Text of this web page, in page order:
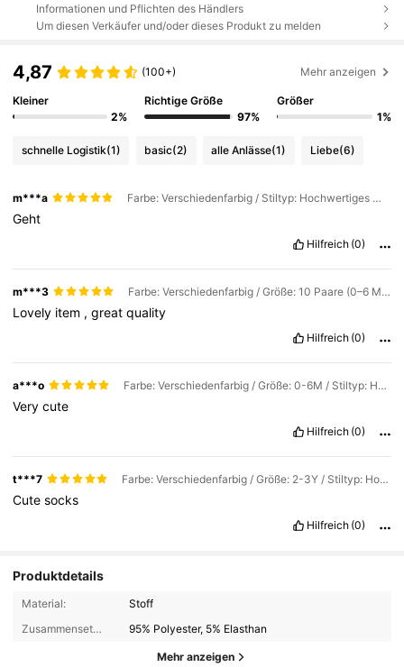
Informationen und Pflichten des Händlers
Um diesen Verkäufer und/oder dieses Produkt zu melden
4,87 (100+) Mehr anzeigen
Kleiner
2%
Richtige Größe
97%
Größer
1%
schnelle Logistik(1) basic(2) alle Anlässe(1) Liebe(6)
m***a Farbe: Verschiedenfarbig / Stiltyp: Hochwertiges Modell / Größe: 0-6M
Geht
Hilfreich (0)
m***3 Farbe: Verschiedenfarbig / Größe: 10 Paare (0–6 Monate) / Stiltyp: Hochwertiges Modell
Lovely item ,greatquality
Hilfreich (0)
a***o Farbe: Verschiedenfarbig / Größe: 0-6M / Stiltyp: Hochwertiges Modell
Verycute
Hilfreich (0)
t***7 Farbe: Verschiedenfarbig / Größe: 2-3Y / Stiltyp: Hochwertiges Modell
Cutesocks
Hilfreich (0)
Produktdetails
Material:
Stoff
Zusammensetzung:
95% Polyester, 5% Elasthan
Mehr anzeigen